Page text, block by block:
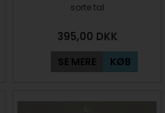
sorte tal
395,00 DKK
SE MERE KØB